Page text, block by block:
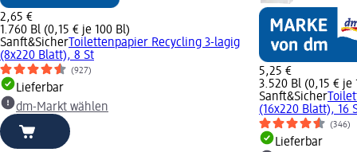
2,65 €
1.760 Bl (0,15 € je 100 Bl)
Sanft&SicherToilettenpapier Recycling 3-lagig
(8x220 Blatt), 8 St
(927)
Lieferbar
dm-Markt wählen
5,25 €
3.520 Bl (0,15 € je
Sanft&Sicher
(16x220 Blatt), 16
(346)
Lieferbar